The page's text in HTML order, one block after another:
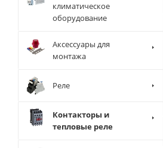
климатическое
оборудование
Аксессуары для
монтажа
Реле
Контакторы и
тепловые реле